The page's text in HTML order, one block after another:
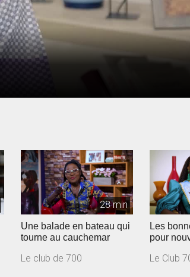
28 min
Une balade en bateau qui
tourne au cauchemar
Le club de 700
Les
pour
Le Club